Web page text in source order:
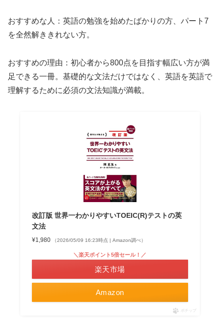
おすすめな人：英語の勉強を始めたばかりの方、パート7
を全然解ききれない方。
おすすめの理由：初心者から800点を目指す幅広い方が満
足できる一冊。基礎的な文法だけではなく、英語を英語で
理解するために必須の文法知識が満載。
改訂版 世界一わかりやすいTOEIC(R)テストの英
文法
¥1,980 （2026/05/09 16:23時点 | Amazon調べ）
Amazon
＼楽天ポイント5倍セール！／
楽天市場
ポチップ